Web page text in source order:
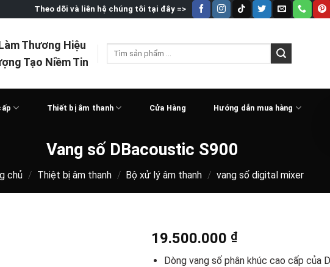
Theo dõi và liên hệ chúng tôi tại đây =>
Thương Hiệu
Tạo Niềm Tin
Tìm
Thiết bị âm thanh Cửa Hàng Hướng dẫn mua hàng
Vang số DBacoustic S900
chủ / Thiệt bị âm thanh / Bộ xử lý âm thanh / vang số digital mixer
19.500.000 ₫
Dòng vang số phân khúc cao cấp của